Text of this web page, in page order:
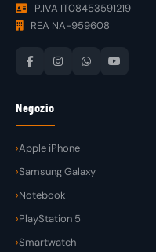
P.IVA IT08453591219
REA NA-959608
Negozio
Apple iPhone
Samsung Galaxy
Notebook
PlayStation 5
Smartwatch